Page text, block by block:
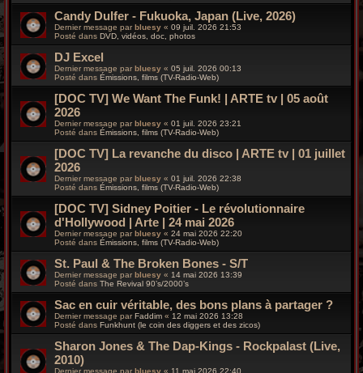
g
Candy Dulfer - Fukuoka, Japan (Live, 2026)
Dernier message parbluesy « 09 juil. 2026 21:53
Posté dans DVD, vidéos, doc, photos
DJ Excel
Dernier message par bluesy « 05 juil. 2026 00:13
Posté dans Émissions, films (TV-Radio-Web)
[DOC TV] We Want The Funk! | ARTE tv | 05 août
2026
Dernier message par bluesy « 01 juil. 2026 23:21
Posté dans Émissions, films (TV-Radio-Web)
[DOC TV] La revanche du disco | ARTE tv | 01 juillet
2026
Dernier message par bluesy « 01 juil. 2026 22:38
Posté dans Émissions, films (TV-Radio-Web)
[DOC TV] Sidney Poitier - Le révolutionnaire
d'Hollywood | Arte | 24 mai 2026
Dernier message par bluesy « 24 mai 2026 22:20
Posté dans Émissions, films (TV-Radio-Web)
St. Paul & The Broken Bones - S/T
Dernier message par bluesy « 14 mai 2026 13:39
Posté dans The Revival 90’s/2000’s
Sac en cuir véritable, des bons plans à partager ?
Dernier message parFaddim « 12 mai 2026 13:28
Posté dans Funkhunt (le coin des diggers et des zicos)
Sharon Jones & The Dap-Kings - Rockpalast (Live,
2010)
Dernier message par bluesy « 11 mai 2026 22:40